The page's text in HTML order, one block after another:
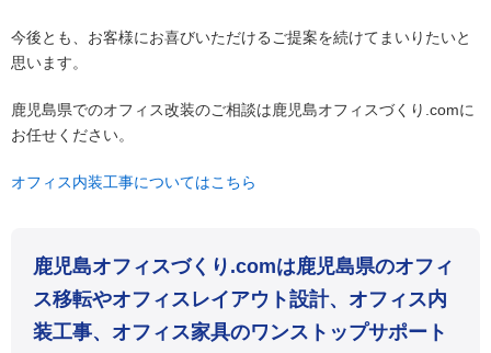
今後とも、お客様にお喜びいただけるご提案を続けてまいりたいと
思います。
鹿児島県でのオフィス改装のご相談は鹿児島オフィスづくり.comに
お任せください。
オフィス内装工事についてはこちら
鹿児島オフィスづくり.comは鹿児島県のオフィ
ス移転やオフィスレイアウト設計、オフィス内
装工事、オフィス家具のワンストップサポート